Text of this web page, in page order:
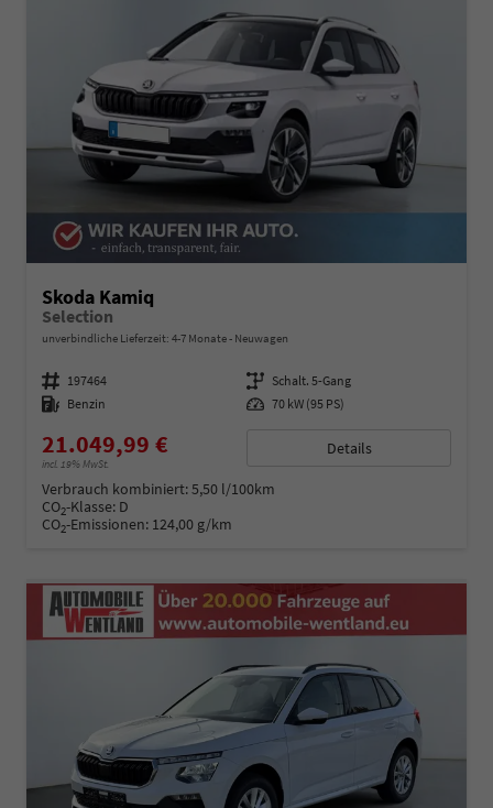
Skoda Kamiq
Selection
unverbindliche Lieferzeit: 4-7 Monate Neuwagen
Fahrzeugnummer 197464 Getriebe Schalt. 5-Gang
Kraftstoff Benzin Leistung 70 kW (95 PS)
21.049,99 €
incl. 19% MwSt.
Details
Verbrauch kombiniert:5,50 l/100km
CO2-Klasse: D
CO2-Emissionen: 124,00 g/km